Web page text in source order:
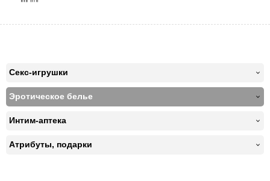
Секс-игрушки
Эротическое белье
Интим-аптека
Атрибуты, подарки